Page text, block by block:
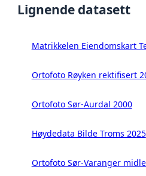
Lignende datasett
Matrikkelen Eiendomskart
Ortofoto Røyken rektifisert
Ortofoto Sør-Aurdal 2000
Høydedata Bilde Troms 2025
Ortofoto Sør-Varanger